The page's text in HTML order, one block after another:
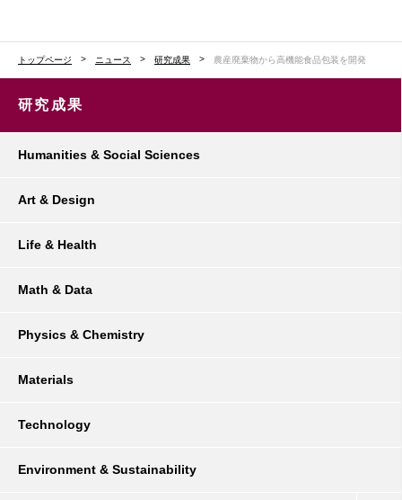
トップページ ニュース 研究成果 農産廃棄物から高機能食品包装を開発
研究成果
Humanities & Social Sciences
Art & Design
Life & Health
Math & Data
Physics & Chemistry
Materials
Technology
Environment & Sustainability